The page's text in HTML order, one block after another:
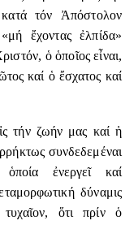
κατά τόν Ἀπόστολον
ἔχοντας ἐλπίδα»
ὁ ὁποῖος εἶναι,
καί ὁ ἔσχατος καί
τήν ζωήν μας καί ἡ
συνδεδεμέναι
ἐνεργεῖ καί
δύναμις
ὅτι πρίν ὁ